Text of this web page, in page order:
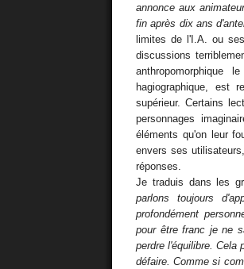
annonce aux
fin après dix ans
limites de l'I.A. ou
discussions
hagiographique, est
supérieur. Certains
personnages
éléments qu'on leur
envers ses
réponses.
Je traduis dans les
parlons toujours
profondément
pour être franc je ne
perdre l'équilibre. Cela
défaire. Comme si